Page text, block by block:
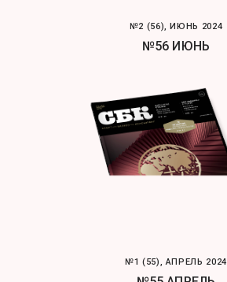
№2 (56), ИЮНЬ 2024
№56 ИЮНЬ
№1 (55), АПРЕЛЬ 2024